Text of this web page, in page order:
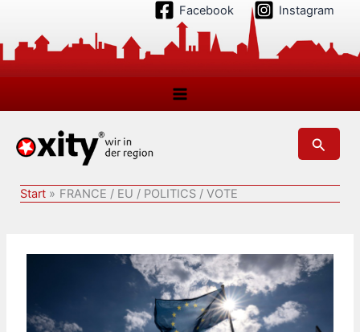
springen
Facebook Instagram
Suchen
Start FRANCE / EU / POLITICS / VOTE